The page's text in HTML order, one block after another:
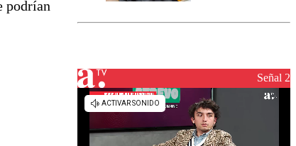
podrían
el fin de la
reconstrucciónSeñal 2